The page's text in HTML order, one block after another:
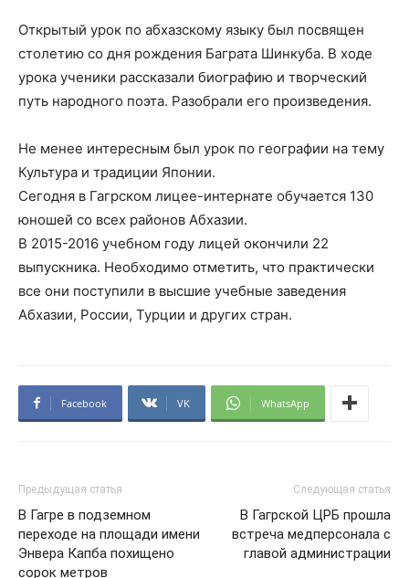
Открытый урок по абхазскому языку был посвящен
столетию со дня рождения Баграта Шинкуба. В ходе
урока ученики рассказали биографию и творческий
путь народного поэта. Разобрали его произведения.
Не менее интересным был урок по географии на тему
Культура и традиции Японии.
Сегодня в Гагрском лицее-интернате обучается 130
юношей со всех районов Абхазии.
В 2015-2016 учебном году лицей окончили 22
выпускника. Необходимо отметить, что практически
все они поступили в высшие учебные заведения
Абхазии, России, Турции и других стран.
Facebook VK WhatsApp
Предыдущая статья
В Гагре в подземном
переходе на площади имени
Энвера Капба похищено
сорок метров
Следующая статья
В Гагрской ЦРБ прошла
встреча медперсонала с
главой администрации